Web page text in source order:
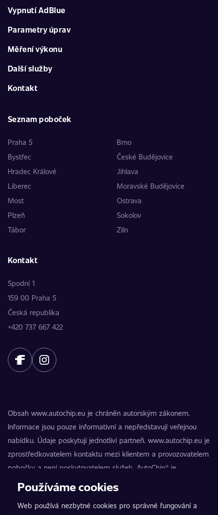
Vypnutí AdBlue
Parametry úprav
Měření výkonu
Další služby
Kontakt
Seznam poboček
Praha 5
Brno
Bystřec
České Budějovice
Hradec Králové
Jihlava
Liberec
Moravské Budějovice
Most
Ostrava
Plzeň
Sokolov
Tábor
Zlín
Kontakt
Spodní 1
159 00 Praha 5
Česká republika
+420 737 667 422
Obsah www.autochip.eu je chráněn autorským zákonem.
Informace jsou pouze informativní a nepředstavují veřejnou
nabídku. Údaje poskytují jednotliví partneři. www.autochip.eu je
zprostředkovatelem kontaktu mezi klientem a provozovatelem
pobočky a není poskytovatelem služeb. AutoChip® je
registrovaná ochranná známka Petra Kučery. Úpravy, které
nezpůsobilosti vozidla k provozu na pozemních komunikacích.
Používáme cookies
Web používá nezbytné cookies pro správné fungování a